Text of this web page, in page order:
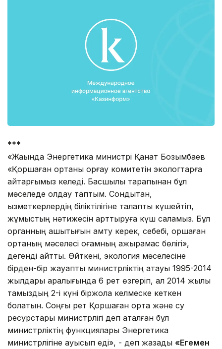
***
«Жақында Энергетика министрі Қанат Бозымбаев
«Қоршаған ортаны қорғау комитетін экологтарға
қайтарғымыз келеді. Басшылық тарапынан бұл
мәселеде қолдау таптым. Сондықтан,
қызметкерлердің біліктілігіне талапты күшейтіп,
жұмыстың нәтижесін арттыруға күш саламыз. Бұл
органның ашықтығын қамту керек, себебі, қоршаған
ортаның мәселесі қоғамның ажырамас бөлігі»,
дегенді айтты. Өйткені, экология мәселесіне
бірден-бір жауапты министрліктің атауы 1995-2014
жылдары аралығында 6 рет өзгеріп, ал 2014 жылы
тамыздың 2-і күні біржола келмеске кеткен
болатын. Соңғы рет Қоршаған орта және су
ресурстары министрлігі деп аталған бұл
министрліктің функциялары Энергетика
министрлігіне ауысып еді», - деп жазады «Егемен